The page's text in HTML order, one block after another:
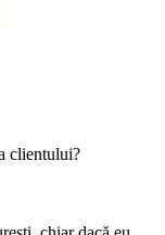
clientului?